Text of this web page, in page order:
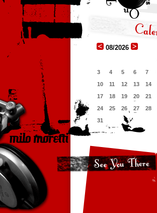
08/2026
3
4 5 6 7
10
11 12 13 14
17
18 19 20 21
24
25 26 27 28
31